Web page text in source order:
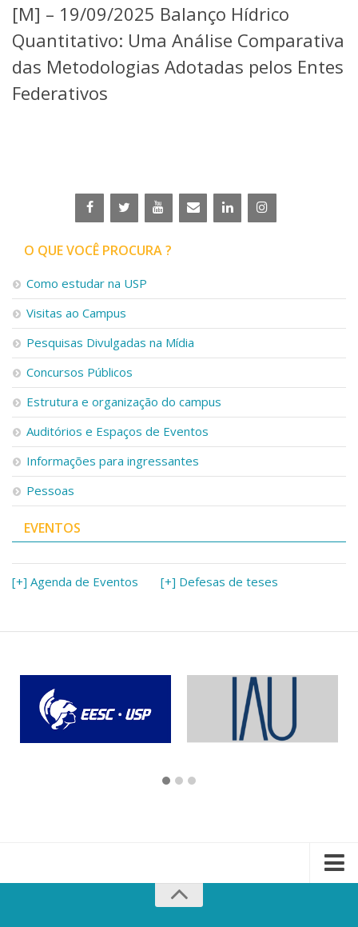
Aplicativos e Sites
Jornal da USP
Agenda de Eventos
Defesa de Teses
[M] – 19/09/2025 Balanço Hídrico
Quantitativo: Uma Análise Comparativa
das Metodologias Adotadas pelos Entes
Federativos
O QUE VOCÊ PROCURA ?
Como estudar na USP
Visitas ao Campus
Pesquisas Divulgadas na Mídia
Concursos Públicos
Estrutura e organização do campus
Auditórios e Espaços de Eventos
Informações para ingressantes
Pessoas
EVENTOS
[+] Agenda de Eventos [+] Defesas de teses